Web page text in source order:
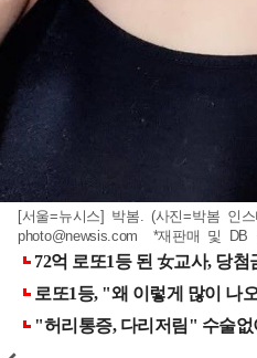
[서울=뉴시스] 박봄. (사진=박봄 인
photo@newsis.com *재판매 및 DB